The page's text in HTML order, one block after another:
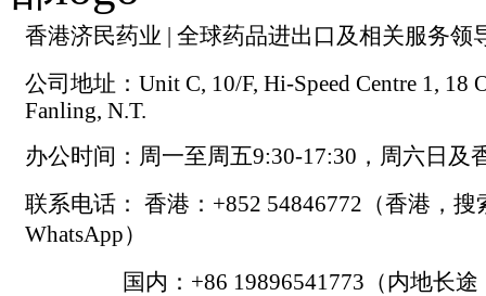
香港济民药业 | 全球药品进出口及相关服务领
公司地址：Unit C, 10/F, Hi-Speed Centre 1, 18
Fanling, N.T.
办公时间：周一至周五9:30-17:30，周六日及
联系电话： 香港：+852 54846772（香港，搜
WhatsApp）
国内：+86 19896541773（内地长途